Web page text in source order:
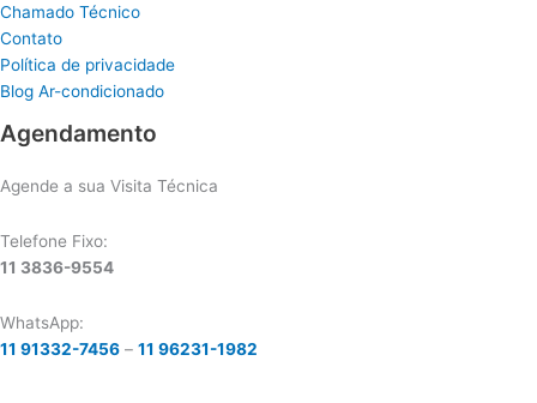
Chamado Técnico
Contato
Política de privacidade
Blog Ar-condicionado
Agendamento
Agende a sua Visita Técnica
Telefone Fixo:
11 3836-9554
WhatsApp:
11 91332-7456 – 11 96231-1982